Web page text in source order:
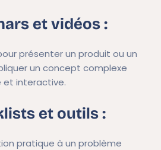
et vidéos :
présenter un produit ou un
un concept complexe
et interactive.
et outils :
pratique à un problème